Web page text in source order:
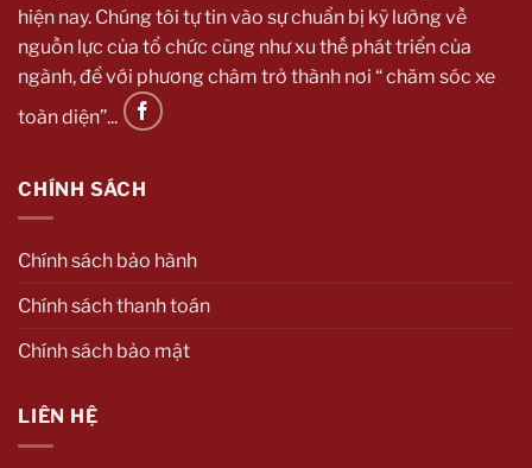
hiện nay. Chúng tôi tự tin vào sự chuẩn bị kỹ lưỡng về
nguồn lực của tổ chức cũng như xu thế phát triển của
ngành, để với phương châm trở thành nơi “ chăm sóc xe
toàn diện”...
CHÍNH SÁCH
Chính sách bảo hành
Chính sách thanh toán
Chính sách bảo mật
LIÊN HỆ